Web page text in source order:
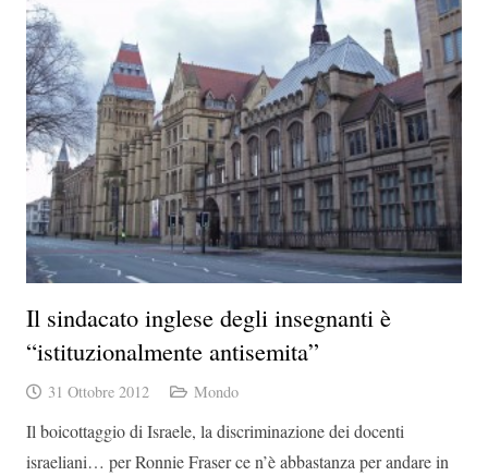
Il sindacato inglese degli insegnanti è
“istituzionalmente antisemita”
31 Ottobre 2012 Mondo
Il boicottaggio di Israele, la discriminazione dei docenti
israeliani… per Ronnie Fraser ce n’è abbastanza per andare in